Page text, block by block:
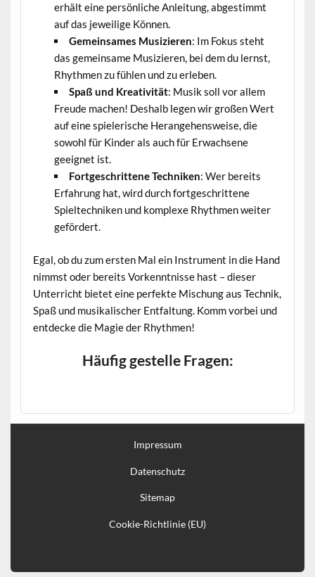
erhält eine persönliche Anleitung, abgestimmt
auf das jeweilige Können.
Gemeinsames Musizieren: Im Fokus steht
das gemeinsame Musizieren, bei dem du lernst,
Rhythmen zu fühlen und zu erleben.
Spaß und Kreativität: Musik soll vor allem
Freude machen! Deshalb legen wir großen Wert
auf eine spielerische Herangehensweise, die
sowohl für Kinder als auch für Erwachsene
geeignet ist.
Fortgeschrittene Techniken: Wer bereits
Erfahrung hat, wird durch fortgeschrittene
Spieltechniken und komplexe Rhythmen weiter
gefördert.
Egal, ob du zum ersten Mal ein Instrument in die Hand
nimmst oder bereits Vorkenntnisse hast – dieser
Unterricht bietet eine perfekte Mischung aus Technik,
Spaß und musikalischer Entfaltung. Komm vorbei und
entdecke die Magie der Rhythmen!
Häufig gestelle Fragen:
Impressum
Datenschutz
Sitemap
Cookie-Richtlinie (EU)